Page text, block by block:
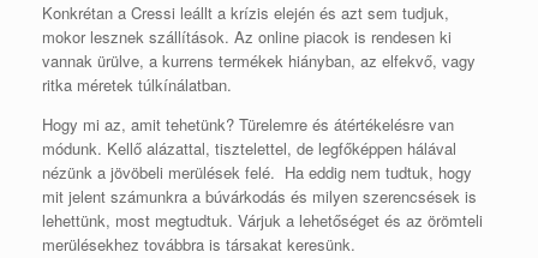
Konkrétan a Cressi leállt a krízis elején és azt sem tudjuk,
mokor lesznek szállítások. Az online piacok is rendesen ki
vannak ürülve, a kurrens termékek hiányban, az elfekvő, vagy
ritka méretek túlkínálatban.
Hogy mi az, amit tehetünk? Türelemre és átértékelésre van
módunk. Kellő alázattal, tisztelettel, de legfőképpen hálával
nézünk a jövöbeli merülések felé. Ha eddig nem tudtuk, hogy
mit jelent számunkra a búvárkodás és milyen szerencsések is
lehettünk, most megtudtuk. Várjuk a lehetőséget és az örömteli
merülésekhez továbbra is társakat keresünk.